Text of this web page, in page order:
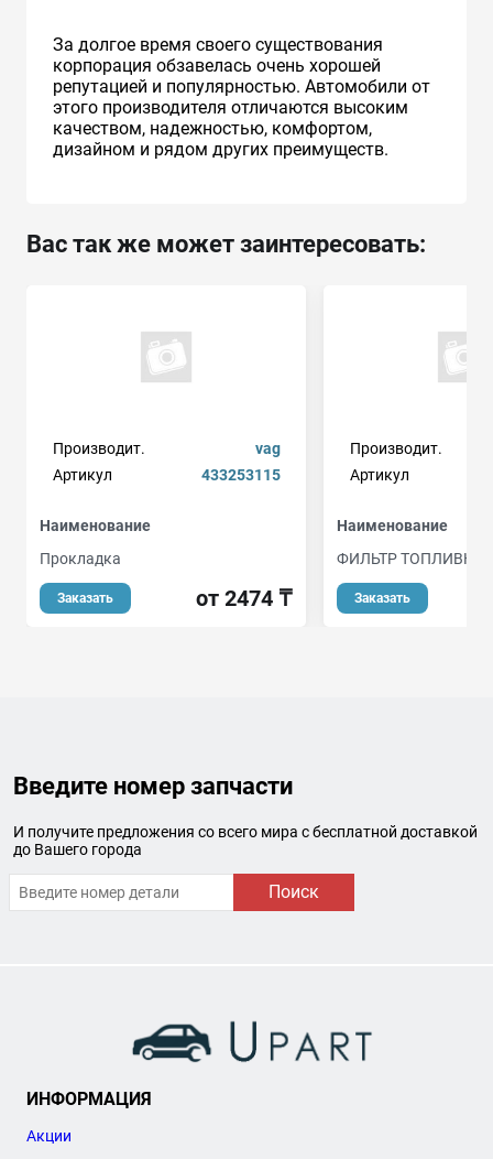
За долгое время своего существования
корпорация обзавелась очень хорошей
репутацией и популярностью. Автомобили от
этого производителя отличаются высоким
качеством, надежностью, комфортом,
дизайном и рядом других преимуществ.
Вас так же может заинтересовать:
Производит.
vag
Артикул
433253115
Наименование
Прокладка
Заказать от 2474 ₸
Производит.
Артикул
Наименование
ФИЛЬТР
Заказать
Введите номер запчасти
И получите предложения со всего мира с бесплатной доставкой
до Вашего города
Поиск
ИНФОРМАЦИЯ
Акции